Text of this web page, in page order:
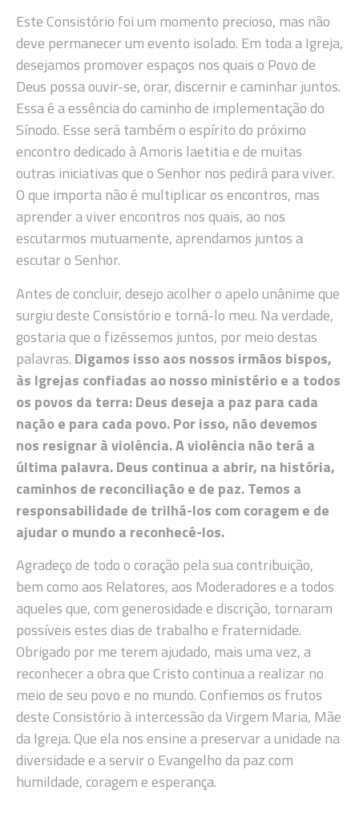
Este Consistório foi um momento precioso, mas não
deve permanecer um evento isolado. Em toda a Igreja,
desejamos promover espaços nos quais o Povo de
Deus possa ouvir-se, orar, discernir e caminhar juntos.
Essa é a essência do caminho de implementação do
Sínodo. Esse será também o espírito do próximo
encontro dedicado à Amoris laetitia e de muitas
outras iniciativas que o Senhor nos pedirá para viver.
O que importa não é multiplicar os encontros, mas
aprender a viver encontros nos quais, ao nos
escutarmos mutuamente, aprendamos juntos a
escutar o Senhor.
Antes de concluir, desejo acolher o apelo unânime que
surgiu deste Consistório e torná-lo meu. Na verdade,
gostaria que o fizéssemos juntos, por meio destas
palavras. Digamos isso aos nossos irmãos bispos,
às Igrejas confiadas ao nosso ministério e a todos
os povos da terra: Deus deseja a paz para cada
nação e para cada povo. Por isso, não devemos
nos resignar à violência. A violência não terá a
última palavra. Deus continua a abrir, na história,
caminhos de reconciliação e de paz. Temos a
responsabilidade de trilhá-los com coragem e de
ajudar o mundo a reconhecê-los.
Agradeço de todo o coração pela sua contribuição,
bem como aos Relatores, aos Moderadores e a todos
aqueles que, com generosidade e discrição, tornaram
possíveis estes dias de trabalho e fraternidade.
Obrigado por me terem ajudado, mais uma vez, a
reconhecer a obra que Cristo continua a realizar no
meio de seu povo e no mundo. Confiemos os frutos
deste Consistório à intercessão da Virgem Maria, Mãe
da Igreja. Que ela nos ensine a preservar a unidade na
diversidade e a servir o Evangelho da paz com
humildade, coragem e esperança.